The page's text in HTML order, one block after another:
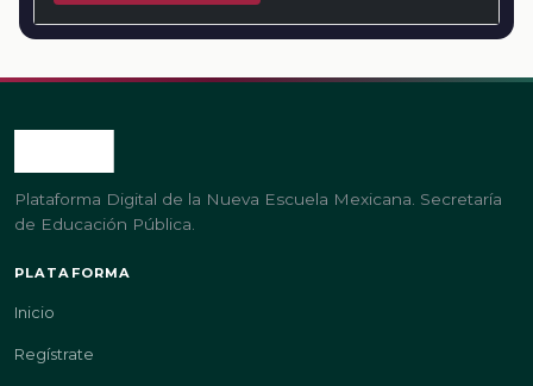
Plataforma Digital de la Nueva Escuela Mexicana. Secretaría
de Educación Pública.
PLATAFORMA
Inicio
Regístrate